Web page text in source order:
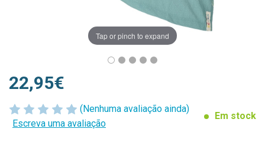
Tap or pinch to expand
(Nenhuma avaliação ainda)
Escreva uma avaliação
Em stock
22,95€